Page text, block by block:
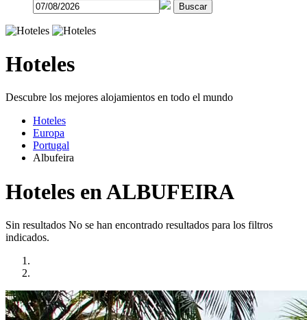
Buscar
Hoteles
Descubre los mejores alojamientos en todo el mundo
Hoteles
Europa
Portugal
Albufeira
Hoteles en ALBUFEIRA
Sin resultados No se han encontrado resultados para los filtros
indicados.